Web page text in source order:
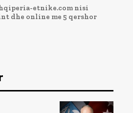
etnike.com nisi
dhe online me 5 qershor